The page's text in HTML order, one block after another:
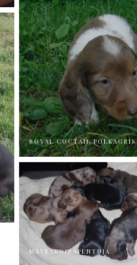
ROYAL COCTAIL POLKAGRIS
MÄYRÄKOIRAPENTUJA